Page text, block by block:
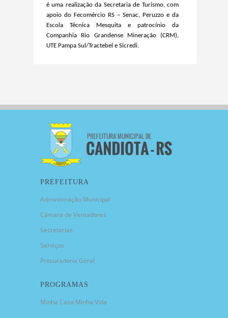
é uma realização da Secretaria de Turismo, com
apoio do Fecomércio RS – Senac, Peruzzo e da
Escola Técnica Mesquita e patrocínio da
Companhia Rio Grandense Mineração (CRM),
UTE Pampa Sul/Tractebel e Sicredi.
PREFEITURA
Administração Municipal
Câmara de Vereadores
Secretarias
Serviços
Procuradoria Geral
PROGRAMAS
Minha Casa Minha Vida